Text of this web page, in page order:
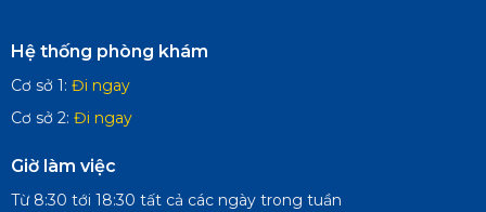
Hệ thống phòng khám
Cơ sở 1: Đi ngay
Cơ sở 2: Đi ngay
Giờ làm việc
Từ 8:30 tới 18:30 tất cả các ngày trong tuần